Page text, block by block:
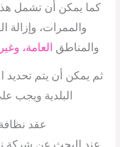
كما يمكن أن تشمل
والممرات، وإزالة
والمناطق العامة،
ثم يمكن أن يتم تحديد
البلدية ويجب
عقد